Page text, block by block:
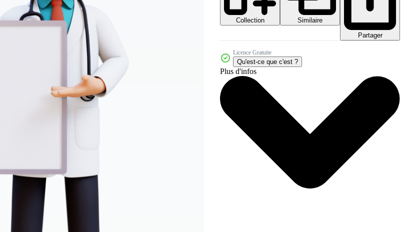
Collection
Similaire
Partager
Licence Gratuite
Qu'est-ce que c'est ?
Plus d'infos